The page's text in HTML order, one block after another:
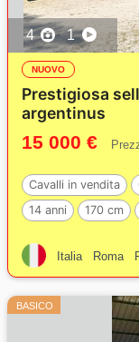
4 1
NUOVO
Prestigiosa
argentinus
15 000 €
Cavalli in vendita
14 anni
170 cm
Italia Roma
BASICO